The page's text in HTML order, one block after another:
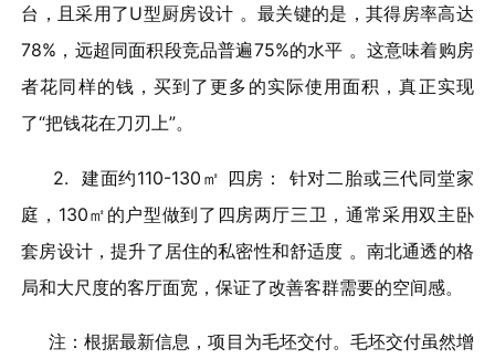
台，且采用了U型厨房设计 。最关键的是，其得房率高达
78%，远超同面积段竞品普遍75%的水平 。这意味着购房
者花同样的钱，买到了更多的实际使用面积，真正实现
了“把钱花在刀刃上”。
2. 建面约110-130㎡ 四房： 针对二胎或三代同堂家
庭，130㎡的户型做到了四房两厅三卫，通常采用双主卧
套房设计，提升了居住的私密性和舒适度 。南北通透的格
局和大尺度的客厅面宽，保证了改善客群需要的空间感。
注：根据最新信息，项目为毛坯交付。毛坯交付虽然增